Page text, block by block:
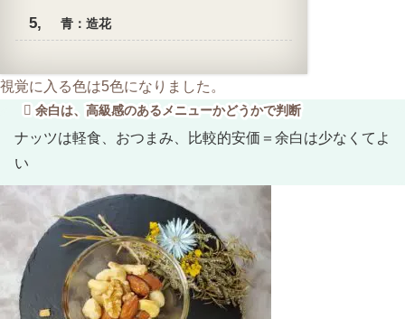
青：造花
視覚に入る色は5色になりました。
余白は、高級感のあるメニューかどうかで判断
ナッツは軽食、おつまみ、比較的安価＝余白は少なくてよ
い